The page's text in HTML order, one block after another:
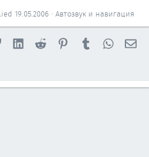
Автозвук и навигация
19.05.2006
BlueskyLinkedInReddit PinterestTumblr